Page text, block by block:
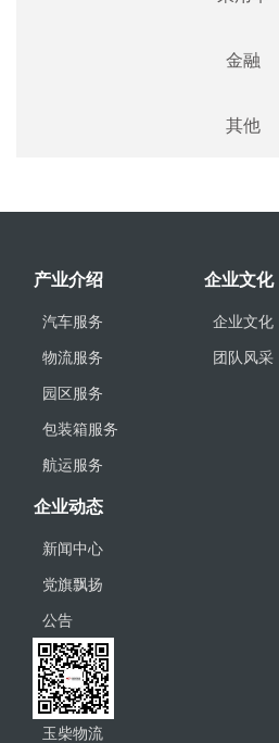
金融
其他
产业介绍
汽车服务
物流服务
园区服务
包装箱服务
航运服务
企业文化
企业文化
团队风采
企业动态
新闻中心
党旗飘扬
公告
玉柴物流